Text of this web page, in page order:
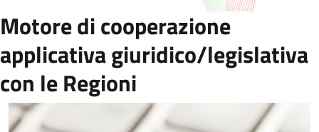
Motore di cooperazione
applicativa giuridico/legislativa
con le Regioni